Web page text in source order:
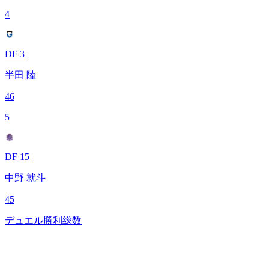
4
DF 3
半田 陸
46
5
DF 15
中野 就斗
45
デュエル勝利総数